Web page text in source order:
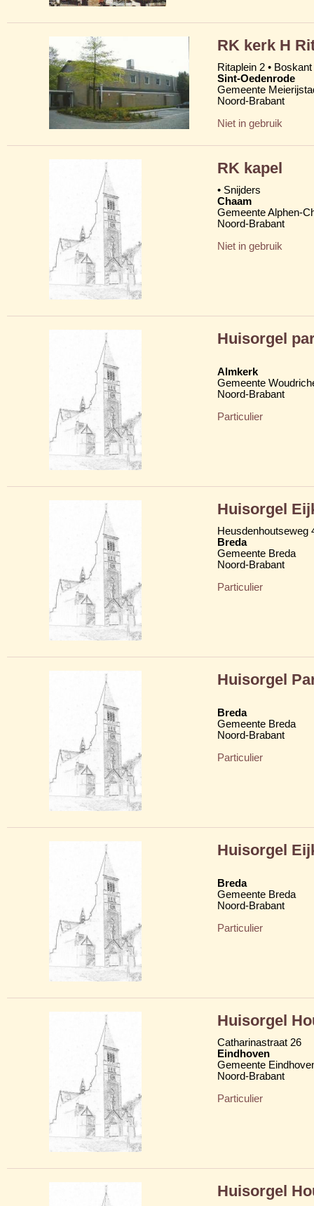
RK kerk H
Ritaplein 2 • Boskant
Sint-Oedenrode
Gemeente
Noord-Brabant
Niet in gebruik
RK kapel
• Snijders
Chaam
Gemeente Alphen-
Noord-Brabant
Niet in gebruik
Huisorgel
Almkerk
Gemeente
Noord-Brabant
Particulier
Huisorgel
Heusdenhoutseweg
Breda
Gemeente Breda
Noord-Brabant
Particulier
Huisorgel
Breda
Gemeente Breda
Noord-Brabant
Particulier
Huisorgel
Breda
Gemeente Breda
Noord-Brabant
Particulier
Huisorgel
Catharinastraat 26
Eindhoven
Gemeente
Noord-Brabant
Particulier
Huisorgel